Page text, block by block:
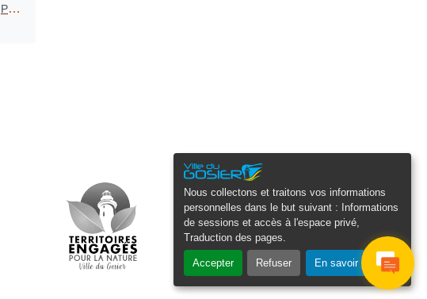
Nous collectons et traitons vos informations
personnelles dans le but suivant :
Informations
de sessions et accès à l'espace privé,
Traduction des pages
Accepter Refuser En savoir plus
PDF